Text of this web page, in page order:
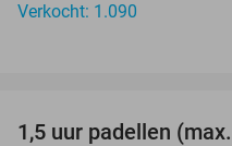
Verkocht: 1.090
1,5 uur padellen